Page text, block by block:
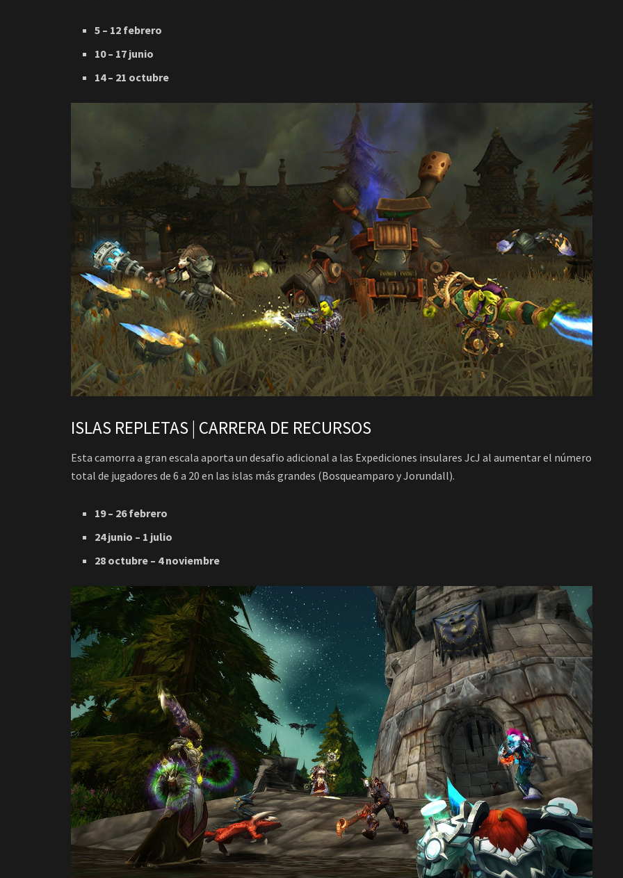
5 – 12 febrero
10 – 17 junio
14 – 21 octubre
ISLAS REPLETAS | CARRERA DE RECURSOS
Esta camorra a gran escala aporta un desafio adicional a las Expediciones insulares JcJ al aumentar el número
total de jugadores de 6 a 20 en las islas más grandes (Bosqueamparo y Jorundall).
19 – 26 febrero
24 junio – 1 julio
28 octubre – 4 noviembre